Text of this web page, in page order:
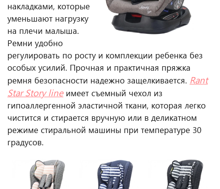
накладками, которые
уменьшают нагрузку
на плечи малыша.
Ремни удобно
регулировать по росту и комплекции ребенка без
особых усилий. Прочная и практичная пряжка
ремня безопасности надежно защелкивается. Rant
Star Story line имеет съемный чехол из
гипоаллергенной эластичной ткани, которая легко
чистится и стирается вручную или в деликатном
режиме стиральной машины при температуре 30
градусов.